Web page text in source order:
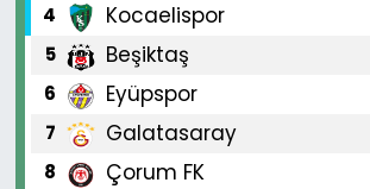
4 Kocaelispor
5 Beşiktaş
6 Eyüpspor
7 Galatasaray
8 Çorum FK